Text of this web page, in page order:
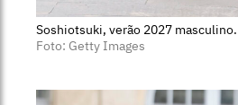
Soshiotsuki, verão 2027 masculino.
Foto: Getty Images